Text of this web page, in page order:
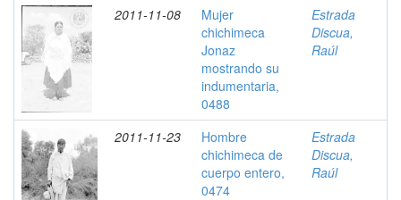
2011-11-08
Mujer
chichimeca
Jonaz
mostrando su
indumentaria,
0488
Estrada
Discua,
Raúl
2011-11-23
Hombre
chichimeca de
cuerpo entero,
0474
Estrada
Discua,
Raúl